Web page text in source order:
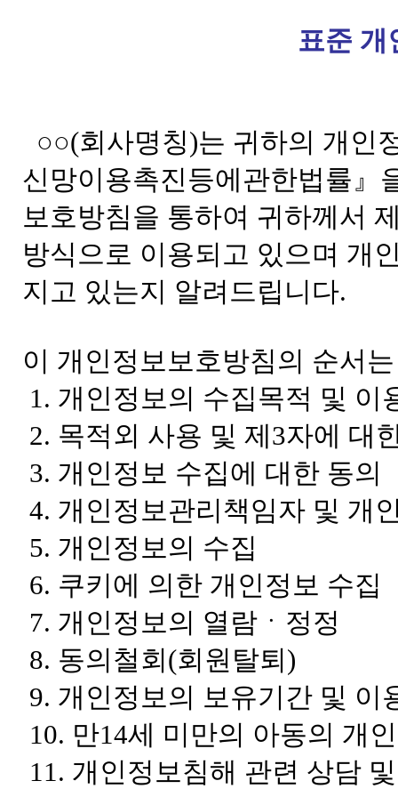
표준 개
○○(회사명칭)는 귀하의 개인
신망이용촉진등에관한법률』
보호방침을 통하여 귀하께서
방식으로 이용되고 있으며 개
지고 있는지 알려드립니다.
이 개인정보보호방침의 순서
1. 개인정보의 수집목적 및 이
2. 목적외 사용 및 제3자에 대
3. 개인정보 수집에 대한 동의
4. 개인정보관리책임자 및 개
5. 개인정보의 수집
6. 쿠키에 의한 개인정보 수집
7. 개인정보의 열람ㆍ정정
8. 동의철회(회원탈퇴)
9. 개인정보의 보유기간 및 이
10. 만14세 미만의 아동의 개
11. 개인정보침해 관련 상담